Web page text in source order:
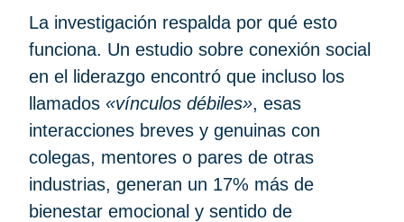
La investigación respalda por qué esto
funciona. Un estudio sobre conexión social
en el liderazgo encontró que incluso los
llamados «vínculos débiles», esas
interacciones breves y genuinas con
colegas, mentores o pares de otras
industrias, generan un 17% más de
bienestar emocional y sentido de